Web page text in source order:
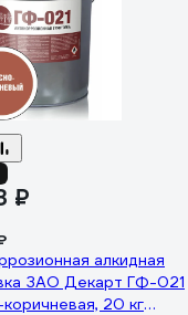
₽
алкидная
ЗАО Декарт ГФ-021
20 кг